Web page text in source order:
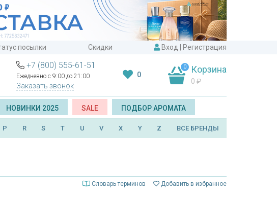
посылки Скидки Вход Регистрация
+7 (800) 555-61-51
Ежедневно с 9:00 до 21:00
Заказать звонок
0
0 Корзина
0 ₽
НОВИНКИ 2025 SALE ПОДБОР АРОМАТА
P R S T U V X Y Z ВСЕ БРЕНДЫ
Словарь терминов Добавить в избранное